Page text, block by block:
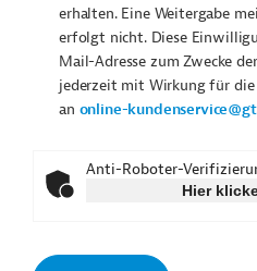
erhalten. Eine Weitergabe
erfolgt nicht. Diese
Mail-Adresse zum Zwecke
jederzeit mit Wirkung für
an online-
Anti-Roboter-
Hier